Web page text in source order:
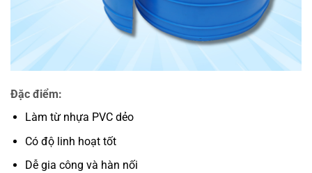
Đặc điểm:
Làm từ nhựa PVC dẻo
Có độ linh hoạt tốt
Dễ gia công và hàn nối